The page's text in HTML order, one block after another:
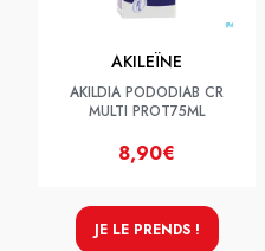
AKILEÏNE
AKILDIA PODODIAB CR
MULTI PROT75ML
8,90€
JE LE PRENDS !